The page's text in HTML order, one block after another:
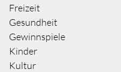
Freizeit
Gesundheit
Gewinnspiele
Kinder
Kultur